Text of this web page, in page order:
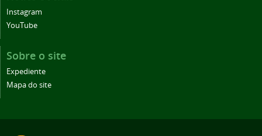
Instagram
YouTube
Sobre o site
Expediente
Mapa do site